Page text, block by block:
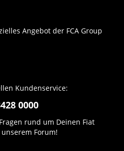
Angebot der FCA Group
Kundenservice:
0000
rund um Deinen Fiat
Forum!